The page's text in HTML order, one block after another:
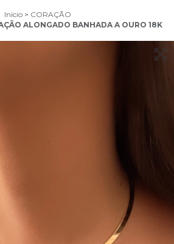
Início > CORAÇÃO
ALONGADO BANHADA A OURO 18K